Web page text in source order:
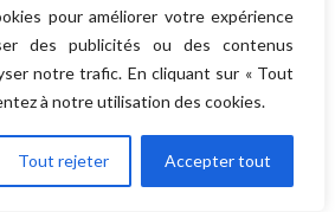
pour améliorer votre expérience
des publicités ou des contenus
notre trafic. En cliquant sur « Tout
à notre utilisation des cookies.
Tout rejeter Accepter tout
AGNES
19/08/2013 À 22:11
j’ai acheté le mien aussi
me convient tout à fait
RÉPONDRE